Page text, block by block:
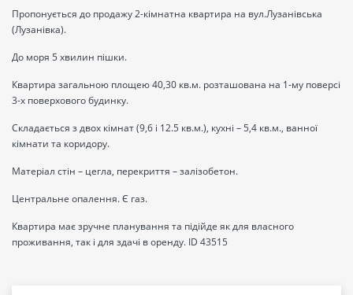
Пропонується до продажу 2-кімнатна квартира на вул.Лузанівська
(Лузанівка).
До моря 5 хвилин пішки.
Квартира загальною площею 40,30 кв.м. розташована на 1-му поверсі
3-х поверхового будинку.
Складається з двох кімнат (9,6 і 12.5 кв.м.), кухні – 5,4 кв.м., ванної
кімнати та коридору.
Матеріал стін – цегла, перекриття – залізобетон.
Центральне опалення. Є газ.
Квартира має зручне планування та підійде як для власного
проживання, так і для здачі в оренду. ID 43515